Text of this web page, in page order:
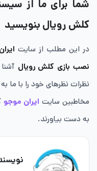
شما برای ما از
کلش رویال بنویسید
در این مطلب از سایت
نصب بازی کلش رویال
نظرات نظرهای خود را با ما
مخاطبین سایت ایران موجو
به دست بیاورند.